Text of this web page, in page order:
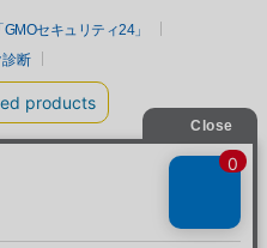
セキュリティ24」
断
ティ byイエラエ）